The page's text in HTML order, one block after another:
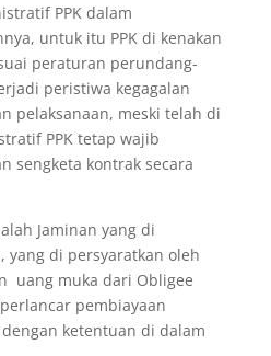
PPK dalam
untuk itu PPK di kenakan
peraturan perundang-
peristiwa kegagalan
pelaksanaan, meski telah di
PPK tetap wajib
sengketa kontrak secara
Jaminan yang di
yang di persyaratkan oleh
uang muka dari Obligee
pembiayaan
ketentuan di dalam